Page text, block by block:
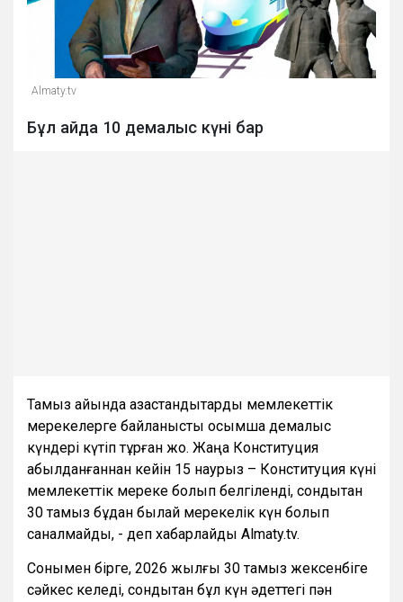
Almaty.tv
Бұл айда 10 демалыс күні бар
Тамыз айында қазақстандықтарды мемлекеттік
мерекелерге байланысты қосымша демалыс
күндері күтіп тұрған жоқ. Жаңа Конституция
қабылданғаннан кейін 15 наурыз – Конституция күні
мемлекеттік мереке болып белгіленді, сондықтан
30 тамыз бұдан былай мерекелік күн болып
саналмайды, - деп хабарлайды Almaty.tv.
Сонымен бірге, 2026 жылғы 30 тамыз жексенбіге
сәйкес келеді, сондықтан бұл күн әдеттегі пән